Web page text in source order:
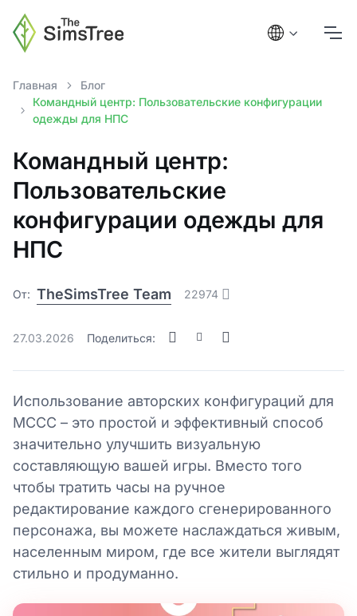
Главная
Блог
Командный центр: Пользовательские конфигурации
одежды для НПС
Командный центр:
Пользовательские
конфигурации одежды для
НПС
От: TheSimsTree Team 22974
27.03.2026 Поделиться:
Использование авторских конфигураций для
MCCC – это простой и эффективный способ
значительно улучшить визуальную
составляющую вашей игры. Вместо того
чтобы тратить часы на ручное
редактирование каждого сгенерированного
персонажа, вы можете наслаждаться живым,
населенным миром, где все жители выглядят
стильно и продуманно.